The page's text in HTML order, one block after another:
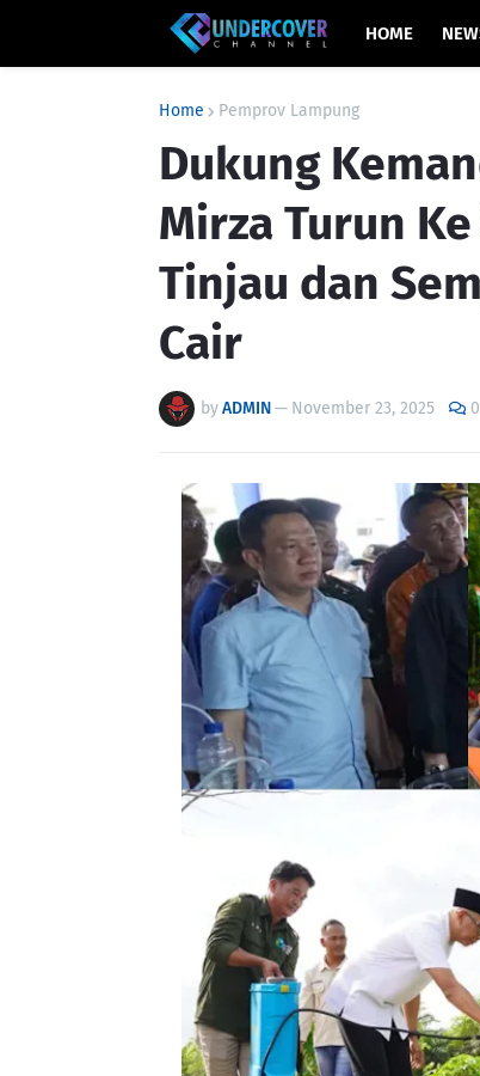
HOME
Home Pemprov Lampung
Dukung
Mirza Turun
Tinjau dan
Cair
byADMIN— November 23, 2025 0